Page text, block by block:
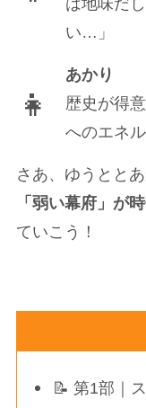
は地味だ
い…」
👧
あかり
歴史が得
へのエネ
さあ、ゆうとと
「弱い幕府」が
ていこう！
📝 第1部｜